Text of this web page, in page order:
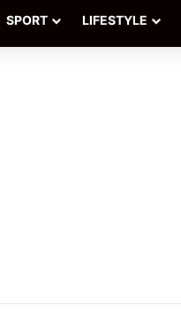
SPORT LIFESTYLE